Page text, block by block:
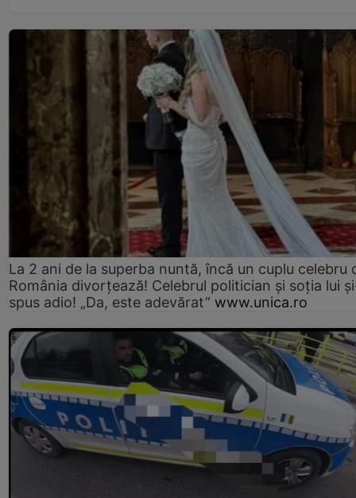
La 2 ani de la superba nuntă, încă un cuplu celebru
România divorțează! Celebrul politician și soția lui
spus adio! „Da, este adevărat” www.unica.ro